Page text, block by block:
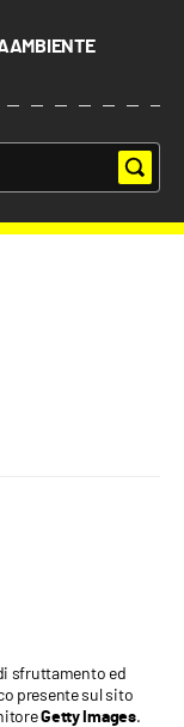
AMBIENTE
sfruttamento ed
presente sul sito
Getty Images.